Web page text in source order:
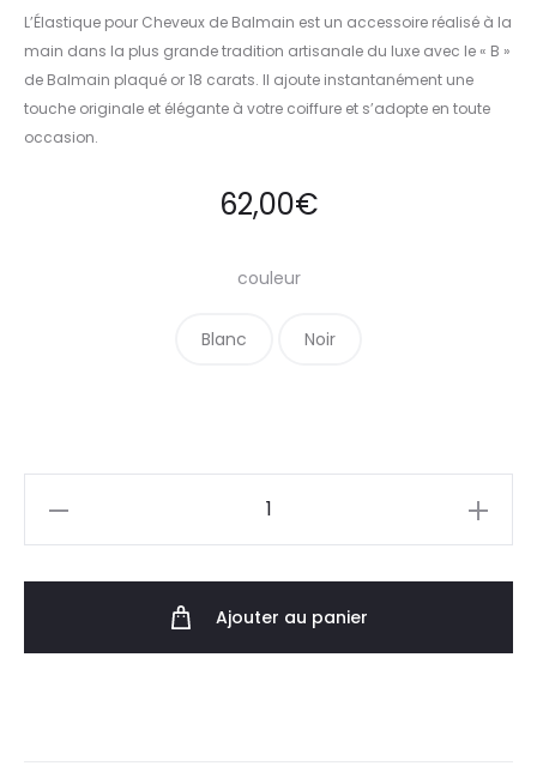
L’Élastique pour Cheveux de Balmain est un accessoire réalisé à la
main dans la plus grande tradition artisanale du luxe avec le « B »
de Balmain plaqué or 18 carats. Il ajoute instantanément une
touche originale et élégante à votre coiffure et s’adopte en toute
occasion.
62,00€
couleur
Blanc Noir
Ajouter au panier